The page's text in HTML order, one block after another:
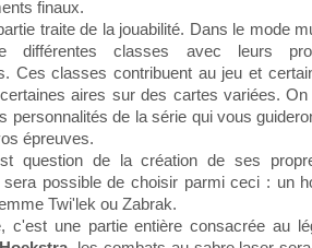
finaux.
traite de la jouabilité. Dans le mode
différentes classes avec leurs
Ces classes contribuent au jeu et
aires sur des cartes variées.
personnalités de la série qui vous
épreuves.
question de la création de ses
sera possible de choisir parmi ceci : un
Twi'lek ou Zabrak.
c'est une partie entière consacrée au